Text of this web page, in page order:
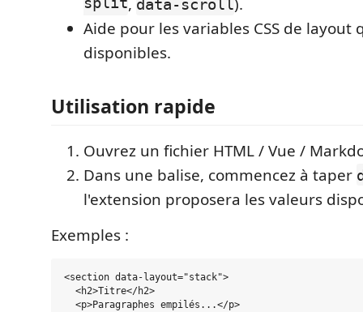
data-scroll
Aide pour les variables CSS de layout
disponibles.
Utilisation rapide
Ouvrez un fichier HTML / Vue /
Dans une balise, commencez à taper
l'extension proposera les valeurs
Exemples :
<section data-layout="stack">
  <h2>Titre</h2>
  <p>Paragraphes empilés...</p>